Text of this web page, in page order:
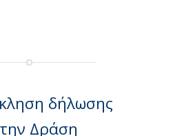
δήλωσης
Δράση